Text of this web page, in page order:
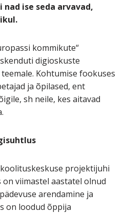
ise seda arvavad,
kommikute“
digioskuste
Kohtumise fookuses
ja õpilased, ent
sh neile, kes aitavad
projektijuhi
viimastel aastatel olnud
arendamine ja
on loodud õppija